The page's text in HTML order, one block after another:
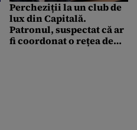
Percheziții la un club de
lux din Capitală.
Patronul, suspectat că ar
fi coordonat o rețea de